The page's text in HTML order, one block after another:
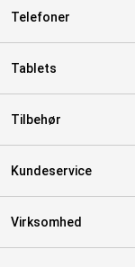
Telefoner
Tablets
Tilbehør
Kundeservice
Virksomhed